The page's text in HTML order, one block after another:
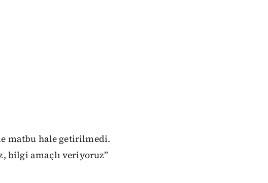
matbu hale getirilmedi.
bilgi amaçlı veriyoruz”